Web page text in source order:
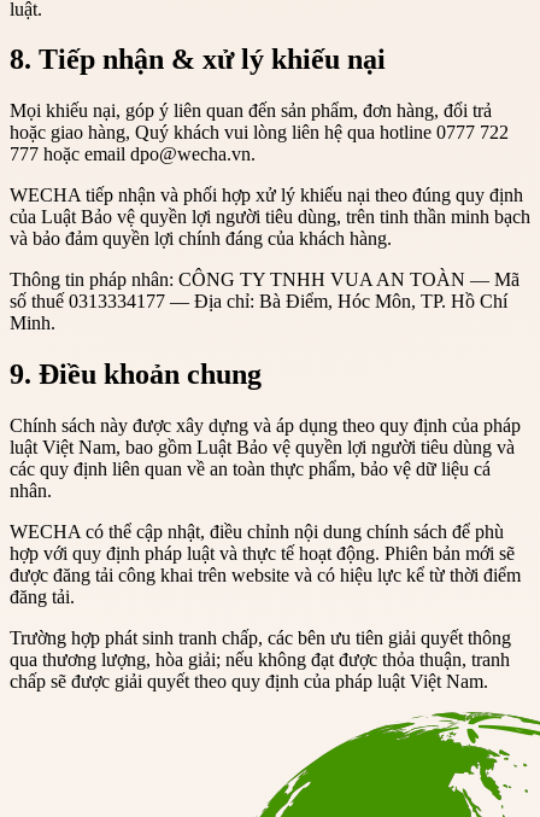
luật.
8. Tiếp nhận & xử lý khiếu nại
Mọi khiếu nại, góp ý liên quan đến sản phẩm, đơn hàng, đổi trả
hoặc giao hàng, Quý khách vui lòng liên hệ qua hotline 0777 722
777 hoặc email dpo@wecha.vn.
WECHA tiếp nhận và phối hợp xử lý khiếu nại theo đúng quy định
của Luật Bảo vệ quyền lợi người tiêu dùng, trên tinh thần minh bạch
và bảo đảm quyền lợi chính đáng của khách hàng.
Thông tin pháp nhân: CÔNG TY TNHH VUA AN TOÀN — Mã
số thuế 0313334177 — Địa chỉ: Bà Điểm, Hóc Môn, TP. Hồ Chí
Minh.
9. Điều khoản chung
Chính sách này được xây dựng và áp dụng theo quy định của pháp
luật Việt Nam, bao gồm Luật Bảo vệ quyền lợi người tiêu dùng và
các quy định liên quan về an toàn thực phẩm, bảo vệ dữ liệu cá
nhân.
WECHA có thể cập nhật, điều chỉnh nội dung chính sách để phù
hợp với quy định pháp luật và thực tế hoạt động. Phiên bản mới sẽ
được đăng tải công khai trên website và có hiệu lực kể từ thời điểm
đăng tải.
Trường hợp phát sinh tranh chấp, các bên ưu tiên giải quyết thông
qua thương lượng, hòa giải; nếu không đạt được thỏa thuận, tranh
chấp sẽ được giải quyết theo quy định của pháp luật Việt Nam.